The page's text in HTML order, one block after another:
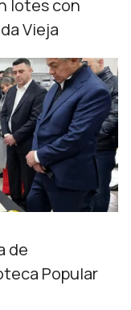
lotes con
Vieja
de
Popular